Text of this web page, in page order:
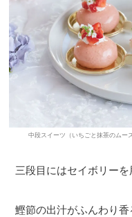
中段スイーツ（いちごと抹茶のムー
三段目にはセイボリーを
鰹節の出汁がふんわり